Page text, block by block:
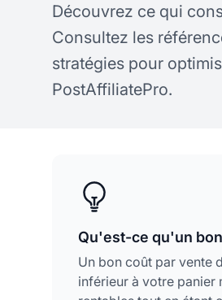
Découvrez ce qui
Consultez les
stratégies pour
PostAffiliatePro.
Qu'est-ce qu'un
Un bon coût par vente
inférieur à votre panier